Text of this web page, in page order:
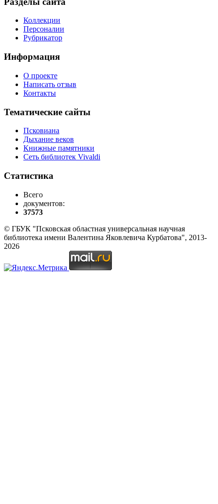
Коллекции
Персоналии
Рубрикатор
Информация
О проекте
Написать отзыв
Контакты
Тематические сайты
Псковиана
Дыхание веков
Книжные памятники
Сеть библиотек Vivaldi
Статистика
Всего
документов:
37573
© ГБУК "Псковская областная универсальная научная
библиотека имени Валентина Яковлевича Курбатова", 2013-
2026